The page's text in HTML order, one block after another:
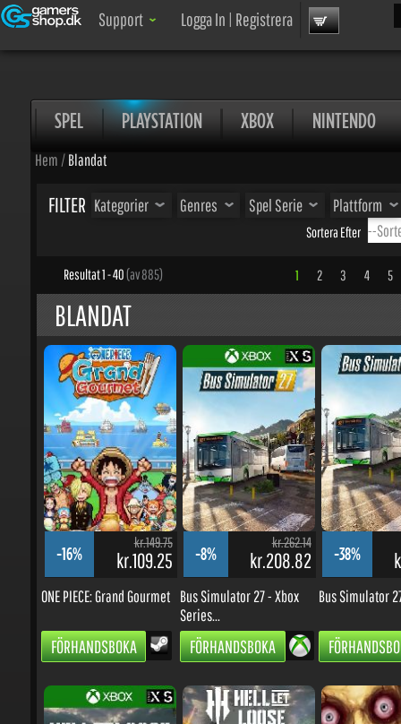
Support Logga In|Registrera
SPEL PLAYSTATION XBOX NINTENDO
Hem/Blandat
FILTER Kategorier Genres Spel Serie Plattform
Sortera Efter
Resultat 1 - 40(av 885)
BLANDAT
-16%
kr.149.75
kr.109.25
FÖRHANDSBOKA
-8%
kr.262.14
kr.208.82
Series...
FÖRHANDSBOKA
-38%